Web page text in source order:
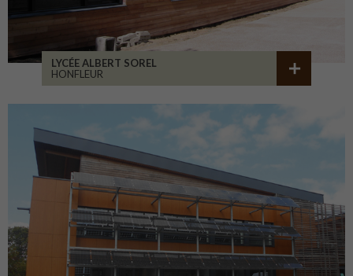
LYCÉE ALBERT SOREL
HONFLEUR